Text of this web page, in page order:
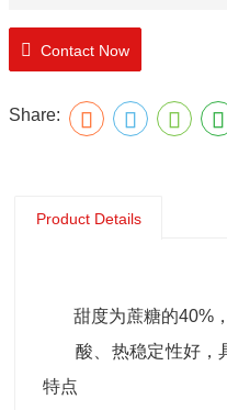
Contact Now
Share:
Product Details
甜度为蔗糖的40%，
酸、热稳定性好，
特点